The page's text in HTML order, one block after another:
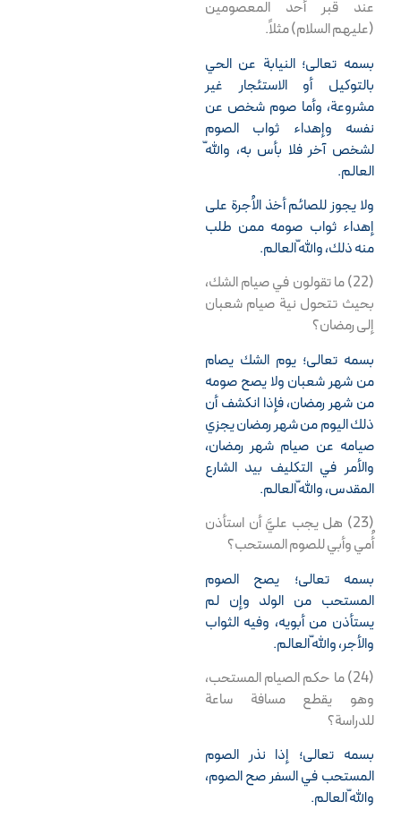
عند قبر أحد المعصومين
(عليهم السلام) مثلاً.
بسمه تعالى؛ النيابة عن الحي
بالتوكيل أو الاستئجار غير
مشروعة، وأما صوم شخص عن
نفسه وإهداء ثواب الصوم
لشخص آخر فلا بأس به، واللّه
العالم.
ولا يجوز للصائم أخذ الاُجرة على
إهداء ثواب صومه ممن طلب
منه ذلك، واللّه العالم.
(22) ما تقولون في صيام الشك،
بحيث تتحول نية صيام شعبان
إلى رمضان؟
بسمه تعالى؛ يوم الشك يصام
من شهر شعبان ولا يصح صومه
من شهر رمضان، فإذا انكشف أن
ذلك اليوم من شهر رمضان يجزي
صيامه عن صيام شهر رمضان،
والأمر في التكليف بيد الشارع
المقدس، واللّه العالم.
(23) هل يجب عليَّ أن استأذن
أُمي وأبي للصوم المستحب؟
بسمه تعالى؛ يصح الصوم
المستحب من الولد وإن لم
يستأذن من أبويه، وفيه الثواب
والأجر، واللّه العالم.
(24) ما حكم الصيام المستحب،
وهو يقطع مسافة ساعة
للدراسة؟
بسمه تعالى؛ إذا نذر الصوم
المستحب في السفر صح الصوم،
واللّه العالم.